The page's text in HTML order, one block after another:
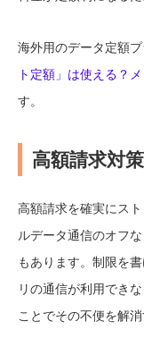
海外用のデータ定額
ト定額」は使える？
す。
高額請求対
高額請求を確実にス
ルデータ通信のオフ
もあります。制限を
リの通信が利用でき
ことでその不便を解